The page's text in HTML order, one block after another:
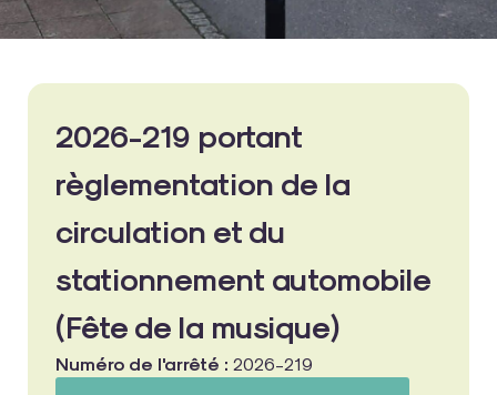
2026-219 portant
règlementation de la
circulation et du
stationnement automobile
(Fête de la musique)
Numéro de l'arrêté : 2026-219